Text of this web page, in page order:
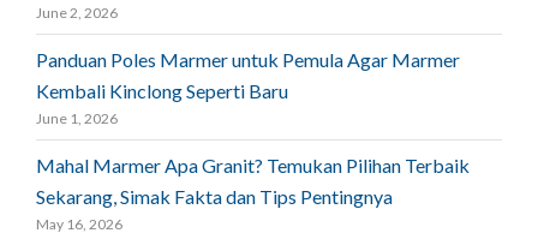
June 2, 2026
Panduan Poles Marmer untuk Pemula Agar Marmer
Kembali Kinclong Seperti Baru
June 1, 2026
Mahal Marmer Apa Granit? Temukan Pilihan Terbaik
Sekarang, Simak Fakta dan Tips Pentingnya
May 16, 2026